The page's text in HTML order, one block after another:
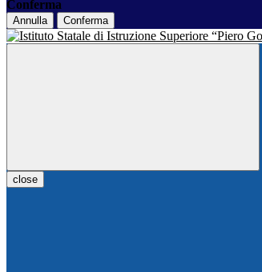
Conferma
Annulla Conferma
close